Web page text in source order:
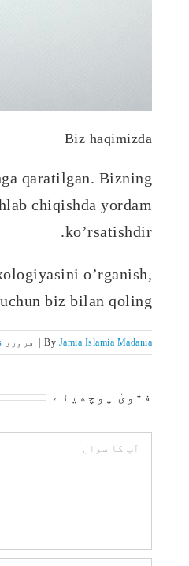
Biz haqimizda
qaratilgan. Bizning
chiqishda yordam
ko’rsatishdir.
o’rganish,
biz bilan qoling.
By Jamia Islamia Madania
| فروری 4th, 2026
فتویٰ پوچھیئے
Comment